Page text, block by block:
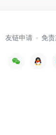
友链申请 免